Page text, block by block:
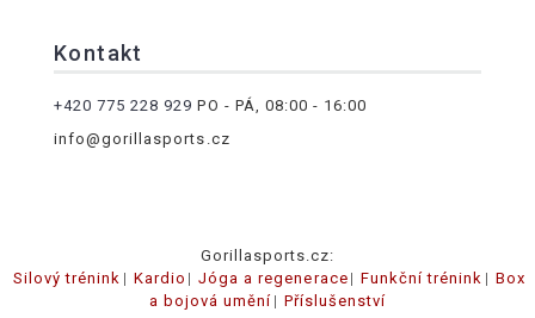
Kontakt
+420 775 228 929 PO - PÁ, 08:00 - 16:00
info@gorillasports.cz
Gorillasports.cz:
Silový trénink
Kardio Jóga a regenerace Funkční trénink
Box
a bojová umění
Příslušenství